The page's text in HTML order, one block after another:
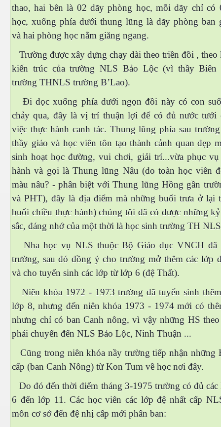
thao, hai bên là 02 dãy phòng học, mỗi dãy chỉ có
học, xuống phía dưới thung lũng là dãy phòng ban
và hai phòng học nằm giăng ngang.
Trường được xây dựng chạy dài theo triền đồi , theo
kiến trúc của trường NLS Bảo Lộc (vì thầy Biên
trường THNLS trường B’Lao).
Đi dọc xuống phía dưới ngọn đồi này có con
chảy qua, đây là vị trí thuận lợi để có đủ nước tưới
việc thực hành canh tác. Thung lũng phía sau
thầy giáo và học viên tôn tạo thành cảnh quan đẹp
sinh hoạt học đường, vui chơi, giải trí...vừa phục
hành và gọi là Thung lũng Nâu (do toàn học viên
màu nâu? - phân biệt với Thung lũng Hồng gần
và PHT), đây là địa điểm mà những buổi trưa ở lại
buổi chiều thực hành) chúng tôi đã có được những
sắc, đáng nhớ của một thời là học sinh trường TH
Nha học vụ NLS thuộc Bộ Giáo dục VNCH đã
trường, sau đó đồng ý cho trường mở thêm các lớp
và cho tuyển sinh các lớp từ lớp 6 (đệ Thất).
Niên khóa 1972 - 1973 trường đã tuyển sinh
lớp 8, nhưng đến niên khóa 1973 - 1974 mới có
nhưng chỉ có ban Canh nông, vì vậy những HS theo
phải chuyển đến NLS Bảo Lộc, Ninh Thuận ...
Cũng trong niên khóa nầy trường tiếp nhận những
cấp (ban Canh Nông) từ Kon Tum về học nơi đây.
Do đó đến thời điểm tháng 3-1975 trường có đủ
6 đến lớp 11. Các học viên các lớp đệ nhất cấp
môn cơ sở đến đệ nhị cấp mới phân ban:
Trí